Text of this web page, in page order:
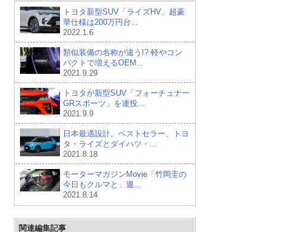
トヨタ新型SUV「ライズHV」超豪
華仕様は200万円台...
2022.1.6
類似装備の名称が違う!? 軽やコン
パクトで増えるOEM...
2021.9.29
トヨタが新型SUV「フォーチュナー
GRスポーツ」を連投...
2021.9.9
日本最適設計。ベストセラー、トヨ
タ・ライズとダイハツ・...
2021.8.18
モーターマガジンMovie「竹岡圭の
今日もクルマと」週...
2021.8.14
関連編集記事